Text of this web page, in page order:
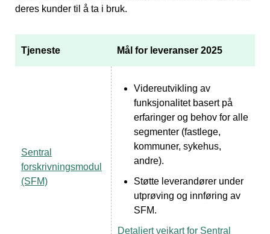
deres kunder til å ta i bruk.
Tjeneste Mål for leveranser 2025
Sentral
forskrivningsmodul
(SFM)
Videreutvikling av
funksjonalitet basert på
erfaringer og behov for alle
segmenter (fastlege,
kommuner, sykehus,
andre).
Støtte leverandører under
utprøving og innføring av
SFM.
Detaljert veikart for Sentral